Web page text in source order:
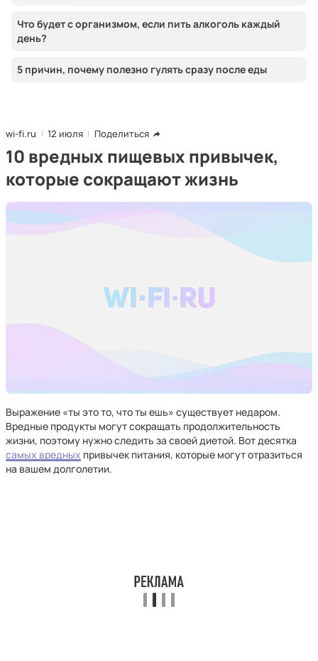
Что будет с организмом, если пить алкоголь каждый
день?
5 причин, почему полезно гулять сразу после еды
wi-fi.ru 12 июля Поделиться
10 вредных пищевых привычек,
которые сокращают жизнь
Выражение «ты это то, что ты ешь» существует недаром.
Вредные продукты могут сокращать продолжительность
жизни, поэтому нужно следить за своей диетой. Вот десятка
самых вредных привычек питания, которые могут отразиться
на вашем долголетии.